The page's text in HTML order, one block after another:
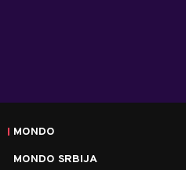
MONDO
MONDO SRBIJA